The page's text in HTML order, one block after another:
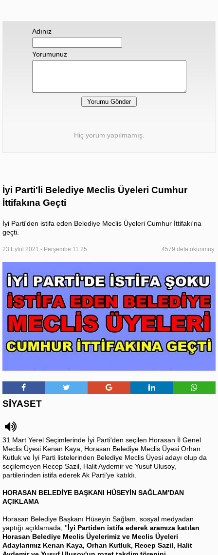
Adınız
Yorumunuz
Hiç yorum yapılmamış.
İyi Parti'li Belediye Meclis Üyeleri Cumhur
İttifakına Geçti
İyi Parti'den istifa eden Belediye Meclis Üyeleri Cumhur İttifakı'na
geçti.
23 Eylül 2021 - Perşembe 11:25 4579 defa okunmuş.
SİYASET
31 Mart Yerel Seçimlerinde İyi Parti'den seçilen Horasan İl Genel
Meclis Üyesi Kenan Kaya, Horasan Belediye Meclis Üyesi Orhan
Kutluk ve İyi Parti listelerinden Belediye Meclis Üyesi adayı olup da
seçilemeyen Recep Sazil, Halit Aydemir ve Yusuf Ulusoy,
partilerinden istifa ederek Ak Parti'ye katıldı.
HORASAN BELEDİYE BAŞKANI HÜSEYİN SAĞLAM'DAN
AÇIKLAMA
Horasan Belediye Başkanı Hüseyin Sağlam, sosyal medyadan
yaptığı açıklamada, ''İyi Partiden istifa ederek aramıza katılan
Horasan Belediye Meclis Üyelerimiz ve Meclis Üyeleri
Adaylarımız Kenan Kaya, Orhan Kutluk, Recep Sazil, Halit